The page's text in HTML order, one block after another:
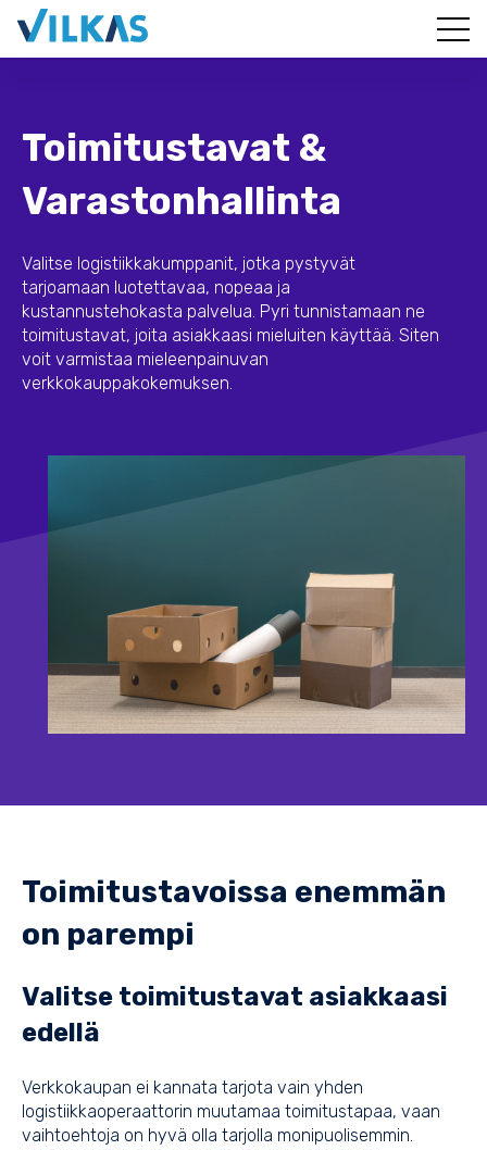
Toimitustavat &
Varastonhallinta
Valitse logistiikkakumppanit, jotka pystyvät
tarjoamaan luotettavaa, nopeaa ja
kustannustehokasta palvelua. Pyri tunnistamaan ne
toimitustavat, joita asiakkaasi mieluiten käyttää. Siten
voit varmistaa mieleenpainuvan
verkkokauppakokemuksen.
Toimitustavoissa enemmän
on parempi
Valitse toimitustavat asiakkaasi
edellä
Verkkokaupan ei kannata tarjota vain yhden
logistiikkaoperaattorin muutamaa toimitustapaa, vaan
vaihtoehtoja on hyvä olla tarjolla monipuolisemmin.